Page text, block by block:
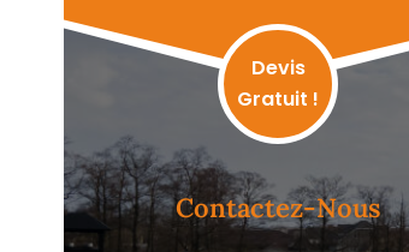
Devis
Gratuit !
Contactez-Nous